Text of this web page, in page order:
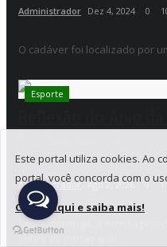
Administrador Dez 4, 2024 0
O cadáver foi localizado por
Esporte
Administrador Ago 2, 2026 0
Neste domingo, a mensagem
sobre as portas que...
Este portal utiliza cookies. Ao
portal, você concorda com o
Clique aqui e saiba mais!